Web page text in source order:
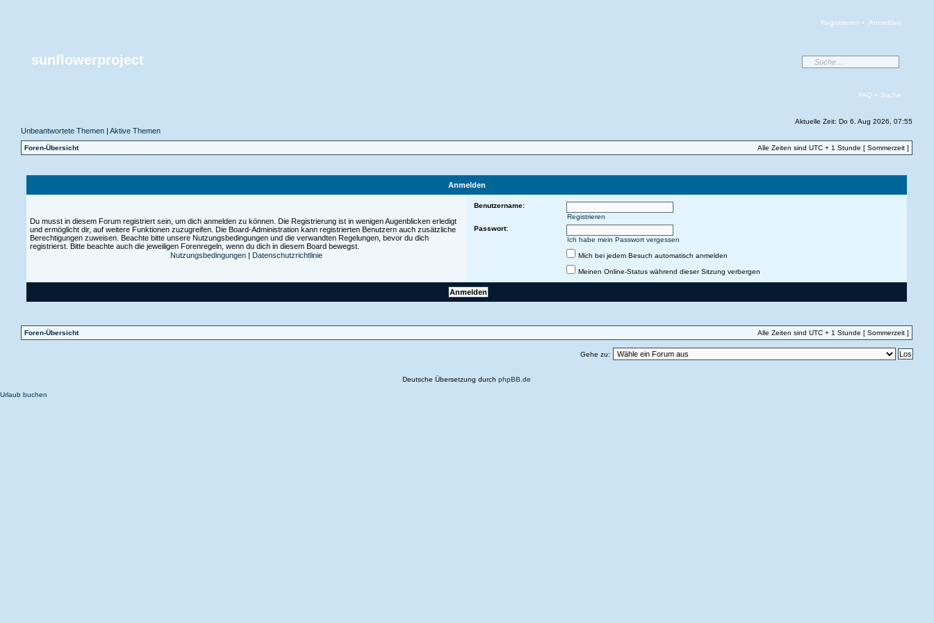
Registrieren • Anmelden
sunflowerproject
FAQ • Suche
Aktuelle Zeit: Do 6. Aug 2026, 07:55
Unbeantwortete Themen |Aktive Themen
Foren-Übersicht Alle Zeiten sind UTC + 1 Stunde [ Sommerzeit ]
Anmelden
Du musst in diesem Forum registriert sein, um dich anmelden zu können. Die Registrierung ist in wenigen Augenblicken erledigt
und ermöglicht dir, auf weitere Funktionen zuzugreifen. Die Board-Administration kann registrierten Benutzern auch zusätzliche
Berechtigungen zuweisen. Beachte bitte unsere Nutzungsbedingungen und die verwandten Regelungen, bevor du dich
registrierst. Bitte beachte auch die jeweiligen Forenregeln, wenn du dich in diesem Board bewegst.
Nutzungsbedingungen | Datenschutzrichtlinie
Benutzername:
Registrieren
Passwort:
Ich habe mein Passwort vergessen
Mich bei jedem Besuch automatisch anmelden
Meinen Online-Status während dieser Sitzung verbergen
Foren-Übersicht Alle Zeiten sind UTC + 1 Stunde [ Sommerzeit ]
Gehe zu:
Deutsche Übersetzung durchphpBB.de
Urlaub buchen